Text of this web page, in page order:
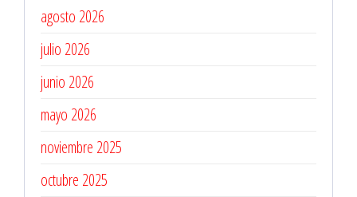
agosto 2026
julio 2026
junio 2026
mayo 2026
noviembre 2025
octubre 2025